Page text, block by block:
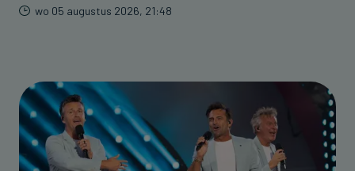
wo 05 augustus 2026, 21:48